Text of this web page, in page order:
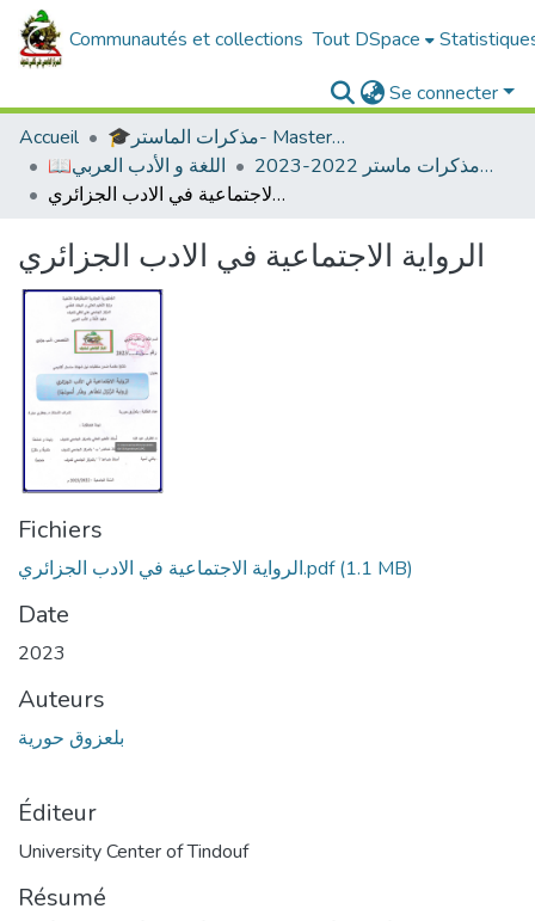
Communautés et collections Tout DSpace
Se connecter
Accueil
🎓مذكرات الماستر- Master's Theses
📖اللغة و الأدب العربي
ادب عربي -مذكرات ماستر 2022-2023
الرواية الاجتماعية في الادب الجزائري
الرواية الاجتماعية في الادب الجزائري
Fichiers
الرواية الاجتماعية في الادب الجزائري.pdf(1.1 MB)
Date
2023
Auteurs
بلعزوق حورية
Éditeur
University Center of Tindouf
Résumé